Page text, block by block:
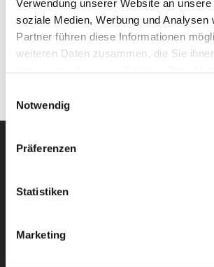
Verwendung unserer Website an
soziale Medien, Werbung und Analysen
Partner führen diese Informationen
weiteren Daten zusammen, die Sie
Notwendig
Präferenzen
Statistiken
Marketing
Kregler)
09721 931-661
akregler@web.de
Newsletter